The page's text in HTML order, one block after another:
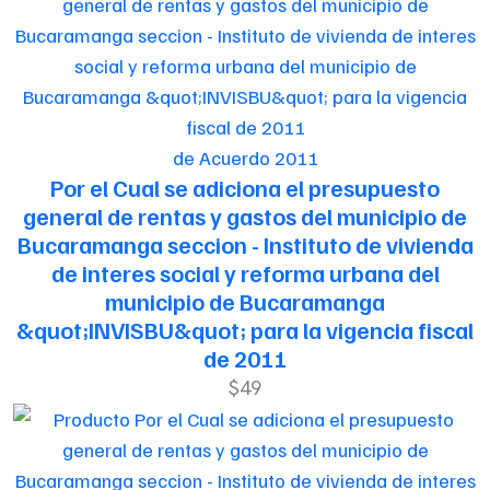
de Acuerdo 2011
Por el Cual se adiciona el presupuesto
general de rentas y gastos del municipio de
Bucaramanga seccion - Instituto de vivienda
de interes social y reforma urbana del
municipio de Bucaramanga
&quot;INVISBU&quot; para la vigencia fiscal
de 2011
$49